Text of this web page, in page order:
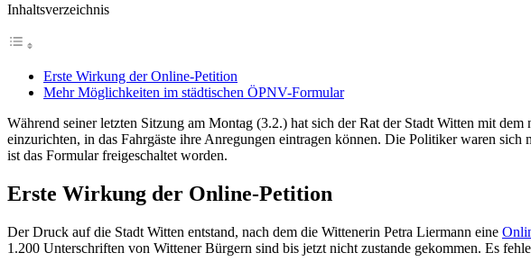
Inhaltsverzeichnis
Erste Wirkung der Online-Petition
Mehr Möglichkeiten im städtischen ÖPNV-Formular
Während seiner letzten Sitzung am Montag (3.2.) hat sich der Rat der Stadt Witten mit
einzurichten, in das Fahrgäste ihre Anregungen eintragen können. Die Politiker waren
ist das Formular freigeschaltet worden.
Erste Wirkung der Online-Petition
Der Druck auf die Stadt Witten entstand, nach dem die Wittenerin Petra Liermann eine
1.200 Unterschriften von Wittener Bürgern sind bis jetzt nicht zustande gekommen. Es